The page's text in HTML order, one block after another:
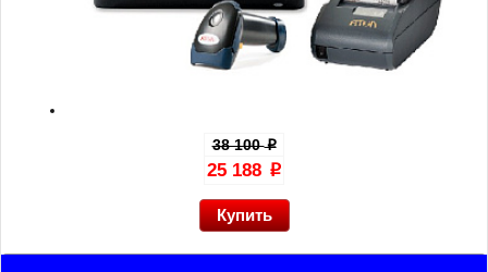
38 100p
25 188 p